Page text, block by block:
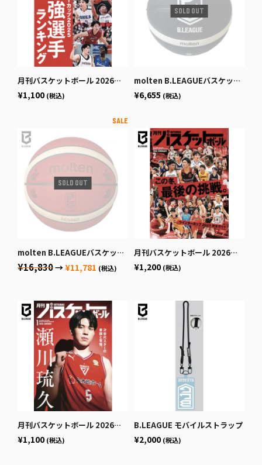
月刊バスケットボール 2026年4月号 (発売日2026年2月25日)
¥1,100 (税込)
molten B.LEAGUEバスケットボール7号球
¥6,655 (税込)
molten B.LEAGUEバスケットボール公式試合球
¥16,830→¥11,781 (税込)
月刊バスケットボール 2026年2月号 (発売日2025年12月19日)
¥1,200 (税込)
月刊バスケットボール 2026年1月号 (発売日2025年11月25日)
¥1,100 (税込)
B.LEAGUE モバイルストラップ
¥2,000 (税込)